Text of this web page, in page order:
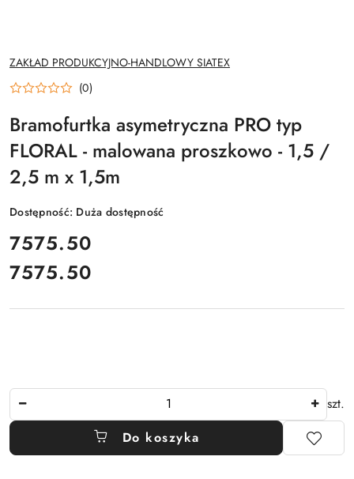
NAZWA
PRODUCENTA:
ZAKŁAD PRODUKCYJNO-HANDLOWY SIATEX
(0)
Bramofurtka asymetryczna PRO typ
FLORAL - malowana proszkowo - 1,5 /
2,5 m x 1,5m
Dostępność: Duża dostępność
cena:
7575.50
Cena:
7575.50
szt.
Do koszyka